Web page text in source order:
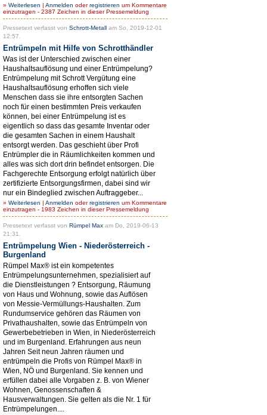
» Weiterlesen | Anmelden oderregistrieren um Kommentare
einzutragen - 2387 Zeichen in dieser Pressemeldung
Pressetext verfasst von Schrott-Metall am So, 2019-12-01
12:57.
Entrümpeln mit Hilfe von Schrotthändler
Was ist der Unterschied zwischen einer
Haushaltsauflösung und einer Entrümpelung?
Entrümpelung mit Schrott Vergütung eine
Haushaltsauflösung erhoffen sich viele
Menschen dass sie ihre entsorgten Sachen
noch für einen bestimmten Preis verkaufen
können, bei einer Entrümpelung ist es
eigentlich so dass das gesamte Inventar oder
die gesamten Sachen in einem Haushalt
entsorgt werden. Das geschieht über Profi
Entrümpler die in Räumlichkeiten kommen und
alles was sich dort drin befindet entsorgen. Die
Fachgerechte Entsorgung erfolgt natürlich über
zertifizierte Entsorgungsfirmen, dabei sind wir
nur ein Bindeglied zwischen Auftraggeber...
» Weiterlesen | Anmelden oderregistrieren um Kommentare
einzutragen - 1983 Zeichen in dieser Pressemeldung
Pressetext verfasst von Rümpel Max am Do, 2019-06-13
21:31.
Entrümpelung Wien - Niederösterreich -
Burgenland
Rümpel Max® ist ein kompetentes
Entrümpelungsunternehmen, spezialisiert auf
die Dienstleistungen ? Entsorgung, Räumung
von Haus und Wohnung, sowie das Auflösen
von Messie-Vermüllungs-Haushalten. Zum
Rundumservice gehören das Räumen von
Privathaushalten, sowie das Entrümpeln von
Gewerbebetrieben in Wien, in Niederösterreich
und im Burgenland. Erfahrungen aus neun
Jahren Seit neun Jahren räumen und
entrümpeln die Profis von Rümpel Max® in
Wien, NÖ und Burgenland. Sie kennen und
erfüllen dabei alle Vorgaben z. B. von Wiener
Wohnen, Genossenschaften &
Hausverwaltungen. Sie gelten als die Nr. 1 für
Entrümpelungen....